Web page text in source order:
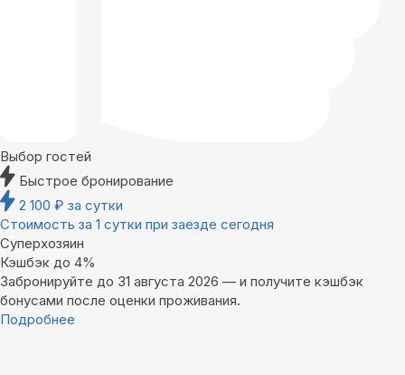
Выбор гостей
Быстрое бронирование
2 100 ₽ за сутки
Стоимость за 1 сутки при заезде сегодня
Суперхозяин
Кэшбэк до 4%
Забронируйте до 31 августа 2026 — и получите кэшбэк
бонусами после оценки проживания.
Подробнее